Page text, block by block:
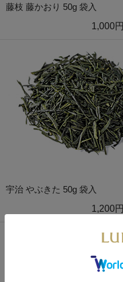
藤枝 藤かおり 50g 袋入
1,000円
宇治 やぶきた 50g 袋入
1,200円